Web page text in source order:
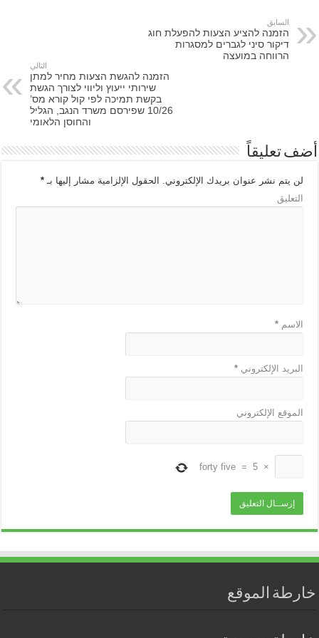
السابق
הזמנה להציע הצעות להפעלת חוג
דיקור סיני לגברים למסגרות
הרווחה במועצה
التالي
הזמנה להגשת הצעות מחיר למתן
שירותי ייעוץ וליווי לצורך הגשת
בקשת תמיכה לפי קול קורא מס’
10/26 שפירסם משרד הנגב, הגליל
והחוסן הלאומי
أضف تعليقاً
لن يتم نشر عنوان بريدك الإلكتروني. الحقول الإلزامية مشار إليها بـ*
التعليق
الاسم*
البريد الإلكتروني*
الموقع الإلكتروني
×
5
=
forty five
خارطة الموقع